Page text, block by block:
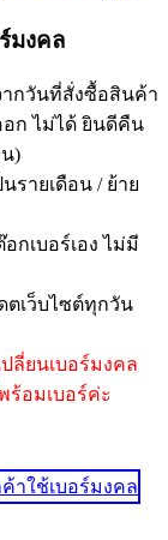
มงคล
กวันที่สั่งซื้อสินค้า
ก ไม่ได้ ยินดีคืน
)
รายเดือน / ย้าย
กเบอร์เอง ไม่มี
ตเว็บไซต์ทุกวัน
ลี่ยนเบอร์มงคล
ร้อมเบอร์ค่ะ